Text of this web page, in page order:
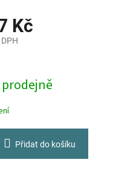
Kč
Přidat do košíku